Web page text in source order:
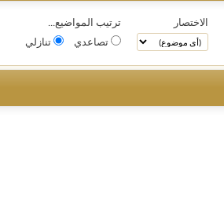
الاختصار
ترتيب المواضيع...
تصاعدي
تنازلي